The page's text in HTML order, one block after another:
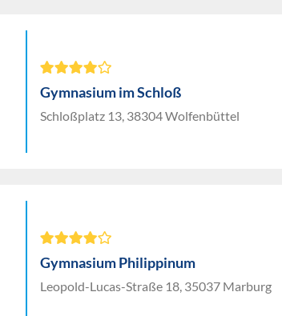
Gymnasium im Schloß
Schloßplatz 13, 38304 Wolfenbüttel
Gymnasium Philippinum
Leopold-Lucas-Straße 18, 35037 Marburg